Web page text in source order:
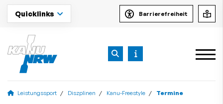
Quicklinks Barrierefreiheit
Leistungssport Diszplinen Kanu-Freestyle Termine